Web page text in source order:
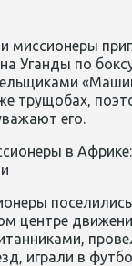
миссионеры
Уганды по
трущобах,
его.
центре
играли в